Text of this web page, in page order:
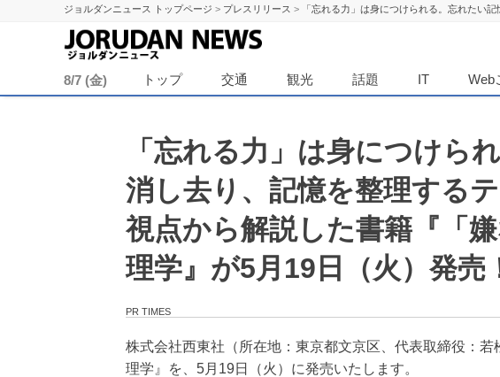
ジョルダンニュース トップページ > プレスリリース > 「忘れる力」は身につけられる。忘れたい
8/7 (金) トップ 交通 観光 話題 IT Web
「忘れる力」は身につけら
消し去り、記憶を整理する
視点から解説した書籍『「
理学』が5月19日（火）発売
PR TIMES
株式会社西東社（所在地：東京都文京区、代表取締役：
理学』を、5月19日（火）に発売いたします。